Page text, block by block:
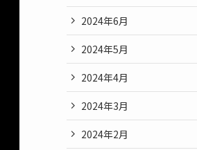
2024年6月
2024年5月
2024年4月
2024年3月
2024年2月